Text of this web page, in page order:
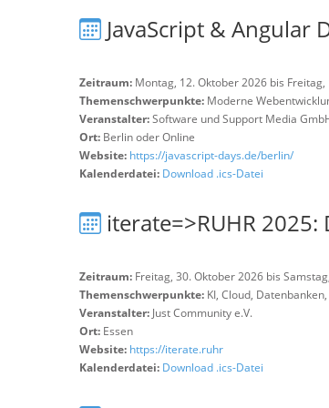
JavaScript & Angular
Zeitraum: Montag, 12. Oktober 2026 bis
Themenschwerpunkte: Moderne
Veranstalter:Software und Support Media
Ort: Berlin oder Online
Website: https://javascript-days.de/berlin/
Kalenderdatei: Download .ics-Datei
iterate=>RUHR
Zeitraum: Freitag, 30. Oktober 2026 bis
Themenschwerpunkte: KI, Cloud,
Veranstalter: Just Community e.V.
Ort: Essen
Website: https://iterate.ruhr
Kalenderdatei: Download .ics-Datei